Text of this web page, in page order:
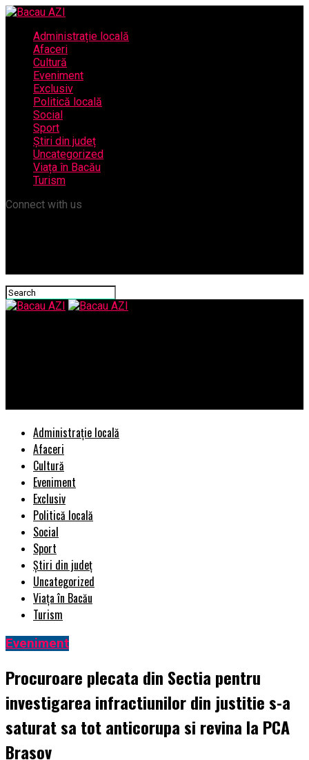
Administrație locală
Afaceri
Cultură
Eveniment
Exclusiv
Politică locală
Social
Sport
Știri din județ
Uncategorized
Viața în Bacău
Turism
Connect with us
Administrație locală
Afaceri
Cultură
Eveniment
Exclusiv
Politică locală
Social
Sport
Știri din județ
Uncategorized
Viața în Bacău
Turism
Eveniment
Procuroare plecata din Sectia pentru
investigarea infractiunilor din justitie s-a
saturat sa tot anticorupa si revina la PCA
Brasov